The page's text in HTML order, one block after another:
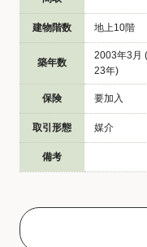
建物階数 地上10階
築年数
2003年3月
23年)
保険 要加入
取引形態 媒介
備考